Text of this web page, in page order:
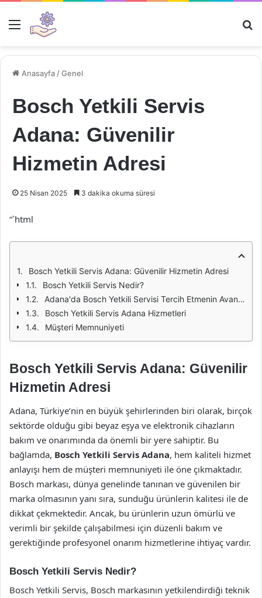
Menü
Anasayfa /Genel
Bosch Yetkili Servis
Adana: Güvenilir
Hizmetin Adresi
25 Nisan 2025 3 dakika okuma süresi
“`html
Bosch Yetkili Servis Adana: Güvenilir Hizmetin Adresi
Bosch Yetkili Servis Nedir?
Adana'da Bosch Yetkili Servisi Tercih Etmenin Avantajları
Bosch Yetkili Servis Adana Hizmetleri
Müşteri Memnuniyeti
Bosch Yetkili Servis Adana: Güvenilir
Hizmetin Adresi
Adana, Türkiye’nin en büyük şehirlerinden biri olarak, birçok
sektörde olduğu gibi beyaz eşya ve elektronik cihazların
bakım ve onarımında da önemli bir yere sahiptir. Bu
bağlamda, Bosch Yetkili Servis Adana, hem kaliteli hizmet
anlayışı hem de müşteri memnuniyeti ile öne çıkmaktadır.
Bosch markası, dünya genelinde tanınan ve güvenilen bir
marka olmasının yanı sıra, sunduğu ürünlerin kalitesi ile de
dikkat çekmektedir. Ancak, bu ürünlerin uzun ömürlü ve
verimli bir şekilde çalışabilmesi için düzenli bakım ve
gerektiğinde profesyonel onarım hizmetlerine ihtiyaç vardır.
Bosch Yetkili Servis Nedir?
Bosch Yetkili Servis, Bosch markasının yetkilendirdiği teknik